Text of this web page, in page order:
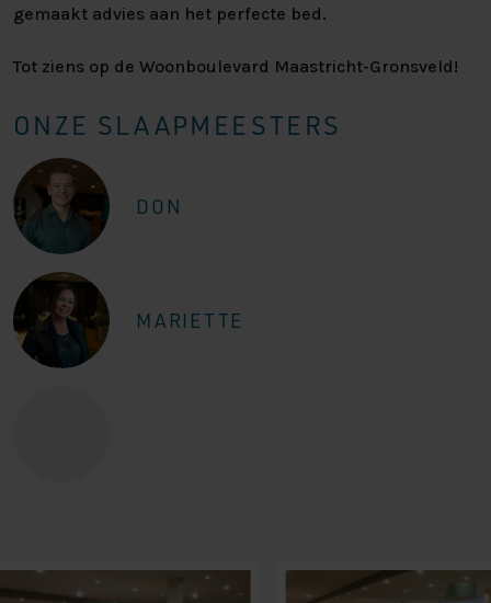
gemaakt advies aan het perfecte bed.
Tot ziens op de Woonboulevard Maastricht-Gronsveld!
ONZE SLAAPMEESTERS
DON
MARIETTE